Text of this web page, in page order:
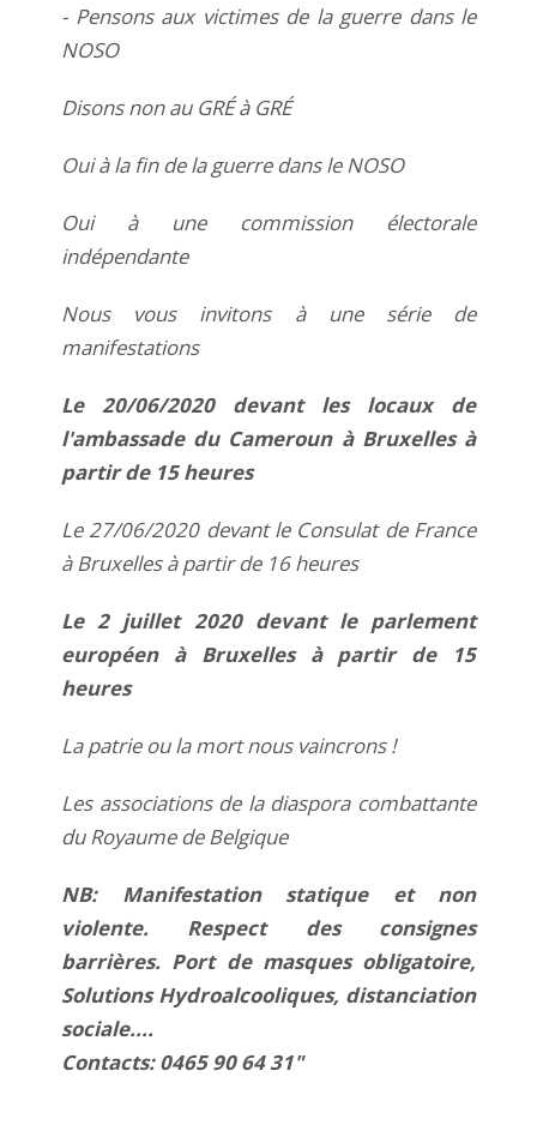
- Pensons aux victimes de la guerre dans le
NOSO
Disons non au GRÉ à GRÉ
Oui à la fin de la guerre dans le NOSO
Oui à une commission électorale
indépendante
Nous vous invitons à une série de
manifestations
Le 20/06/2020 devant les locaux de
l'ambassade du Cameroun à Bruxelles à
partir de 15 heures
Le 27/06/2020 devant le Consulat de France
à Bruxelles à partir de 16 heures
Le 2 juillet 2020 devant le parlement
européen à Bruxelles à partir de 15
heures
La patrie ou la mort nous vaincrons !
Les associations de la diaspora combattante
du Royaume de Belgique
NB: Manifestation statique et non
violente. Respect des consignes
barrières. Port de masques obligatoire,
Solutions Hydroalcooliques, distanciation
sociale....
Contacts: 0465 90 64 31"